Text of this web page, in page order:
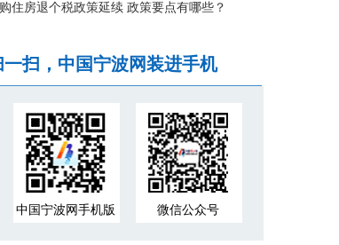
住房退个税政策延续 政策要点有哪些？
一扫，中国宁波网装进手机
中国宁波网手机版 微信公众号